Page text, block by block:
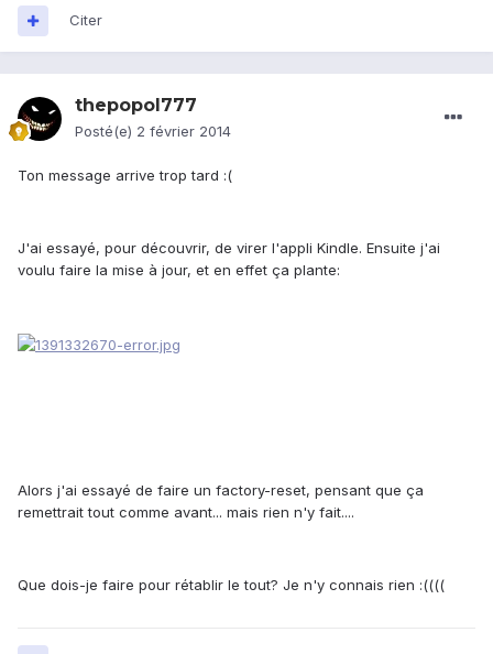
Citer
thepopol777
Posté(e) 2 février 2014
Ton message arrive trop tard :(
J'ai essayé, pour découvrir, de virer l'appli Kindle. Ensuite j'ai
voulu faire la mise à jour, et en effet ça plante:
Alors j'ai essayé de faire un factory-reset, pensant que ça
remettrait tout comme avant... mais rien n'y fait....
Que dois-je faire pour rétablir le tout? Je n'y connais rien :((((